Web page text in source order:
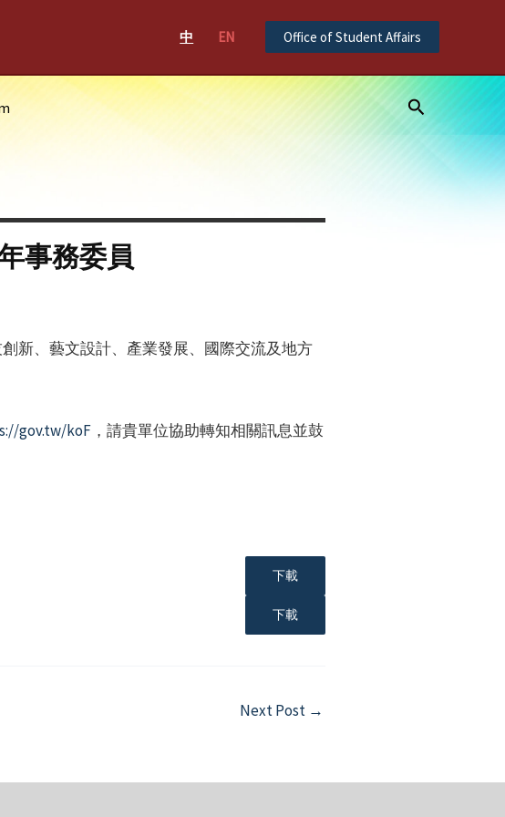
中 EN Office of Student Affairs
Search
事務委員
新、藝文設計、產業發展、國際交流及地方
gov.tw/koF，請貴單位協助轉知相關訊息並鼓
下載
下載
Next Post →